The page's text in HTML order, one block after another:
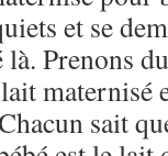
et se
Prenons
maternisé
sait